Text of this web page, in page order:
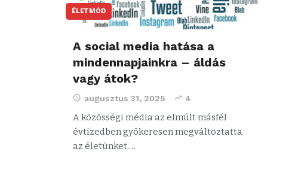
ÉLETMÓD
A social media hatása a
mindennapjainkra – áldás
vagy átok?
augusztus 31, 2025 4
A közösségi média az elmúlt másfél
évtizedben gyökeresen megváltoztatta
az életünket.…